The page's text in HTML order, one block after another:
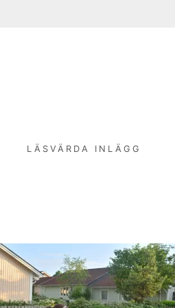
LÄSVÄRDA INLÄGG